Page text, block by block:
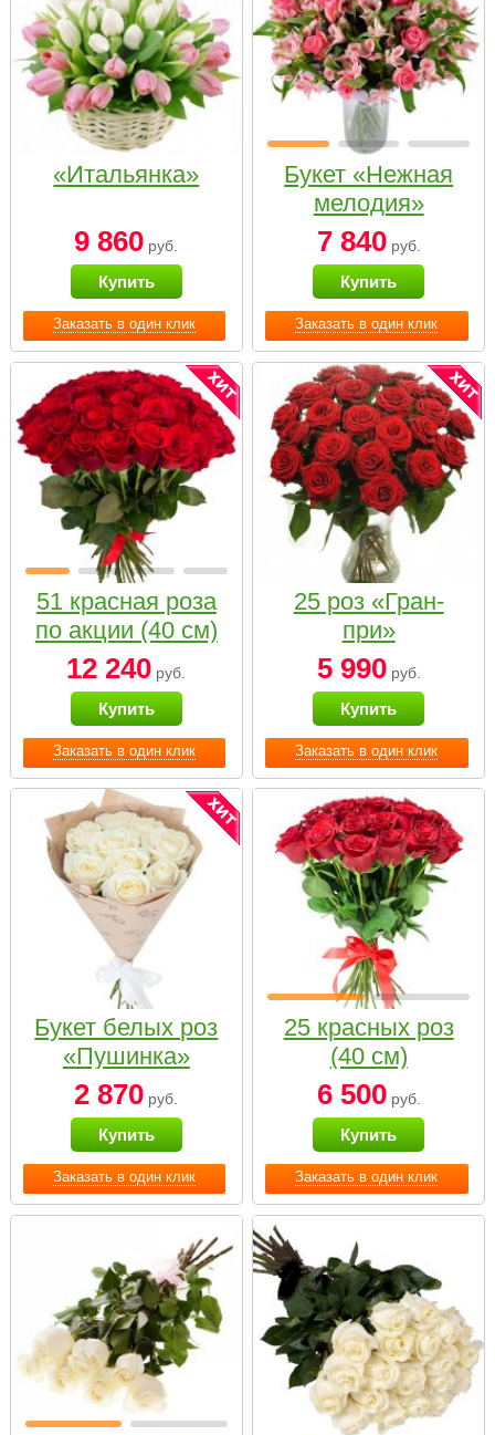
Заказать в один клик
«Итальянка»
9 860 руб.
Купить
Заказать в один клик
Букет «Нежная
мелодия»
7 840руб.
Купить
Заказать в один клик
51 красная роза
по акции (40 см)
12 240 руб.
Купить
Заказать в один клик
25 роз «Гран-
при»
5 990руб.
Купить
Заказать в один клик
Букет белых роз
«Пушинка»
2 870 руб.
Купить
Заказать в один клик
25 красных роз
(40 см)
6 500руб.
Купить